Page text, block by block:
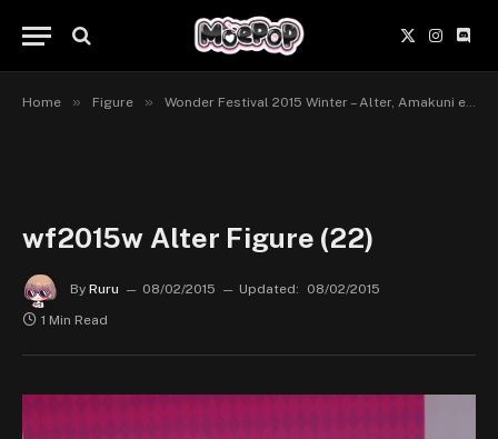
X
(Twitter)
Home » Figure » Wonder Festival 2015 Winter – Alter, Amakuni et Megahouse
wf2015w Alter Figure (22)
By Ruru 08/02/2015 Updated:
08/02/2015
1 Min Read